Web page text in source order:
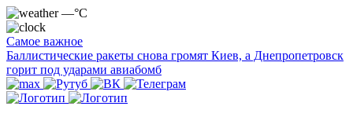
—°C
Самое важное
Баллистические ракеты снова громят Киев, а Днепропетровск
горит под ударами авиабомб